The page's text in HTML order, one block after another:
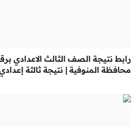
محافظة المنوفية | نتيجة ثالثة إعدادي